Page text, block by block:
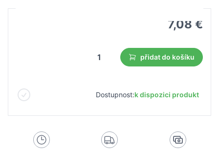
7,08 €
přidat do košíku
Dostupnost:k dispozici produkt